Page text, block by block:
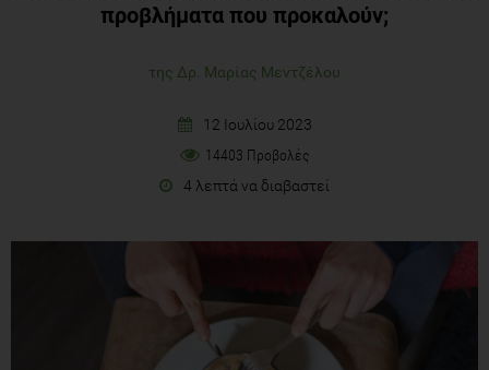
προβλήματα που προκαλούν;
της Δρ. Μαρίας Μεντζέλου
12 Ιουλίου 2023
14403 Προβολές
4 λεπτά να διαβαστεί